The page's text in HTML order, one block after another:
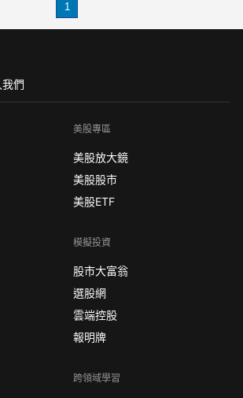
現貨黃金，倉位控制的重要性也也不可
1
們
美股專區
美股放大鏡
美股股市
美股ETF
模擬投資
股市大富翁
選股網
雲端控股
報明牌
跨領域學習